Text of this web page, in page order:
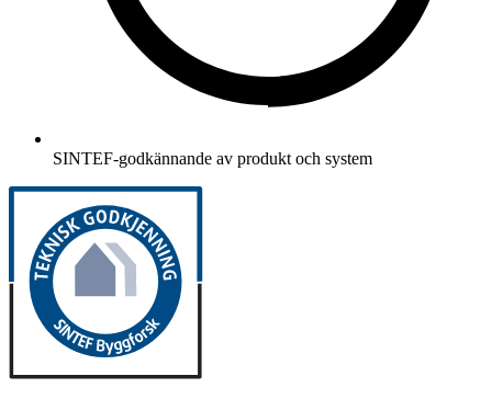
SINTEF-godkännande av produkt och system